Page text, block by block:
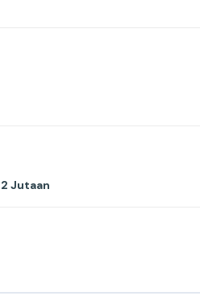
Jutaan